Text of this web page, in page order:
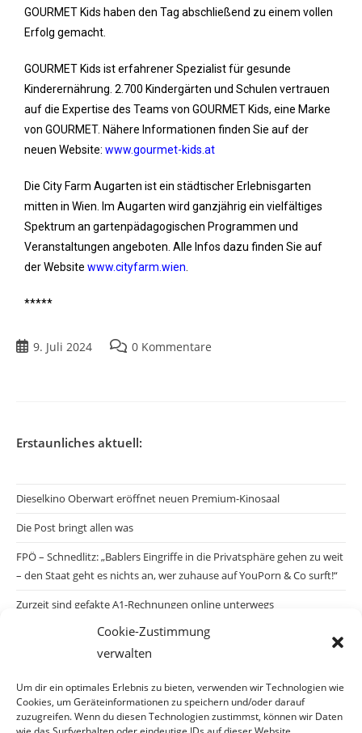
Cookie-Zustimmung
verwalten
Um dir ein optimales Erlebnis zu bieten, verwenden wir Technologien wie
Cookies, um Geräteinformationen zu speichern und/oder darauf
zuzugreifen. Wenn du diesen Technologien zustimmst, können wir Daten
GOURMET Kids haben den Tag abschließend zu einem vollen
Erfolg gemacht.
GOURMET Kids ist erfahrener Spezialist für gesunde
Kinderernährung. 2.700 Kindergärten und Schulen vertrauen
auf die Expertise des Teams von GOURMET Kids, eine Marke
von GOURMET. Nähere Informationen finden Sie auf der
neuen Website: www.gourmet-kids.at
Die City Farm Augarten ist ein städtischer Erlebnisgarten
mitten in Wien. Im Augarten wird ganzjährig ein vielfältiges
Spektrum an gartenpädagogischen Programmen und
Veranstaltungen angeboten. Alle Infos dazu finden Sie auf
der Website www.cityfarm.wien.
*****
9. Juli 2024 0 Kommentare
Erstaunliches aktuell:
Dieselkino Oberwart eröffnet neuen Premium-Kinosaal
Die Post bringt allen was
FPÖ – Schnedlitz: „Bablers Eingriffe in die Privatsphäre gehen zu weit
– den Staat geht es nichts an, wer zuhause auf YouPorn & Co surft!“
Zurzeit sind gefakte A1-Rechnungen online unterwegs
Salzburgs Juden und ihre Sicherheit: „Erst nach einem Anschlag wäre
die Gefahr endlich konkret!“
Biologisches Wunder in Ceuta
Ein vermeintliches Abschiebemärchen